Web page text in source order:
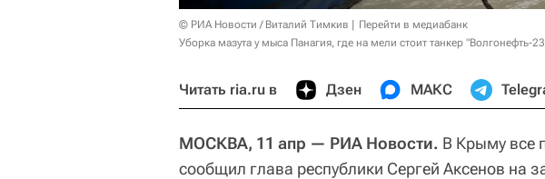
© РИА Новости / Виталий Тимкив
Перейти в медиабанк
Уборка мазута у мыса Панагия, где на мели стоит танкер "Волгонефть-
Читать ria.ru в Дзен МАКС
МОСКВА, 11 апр — РИА Новости. В Крыму все
сообщил глава республики Сергей Аксенов на